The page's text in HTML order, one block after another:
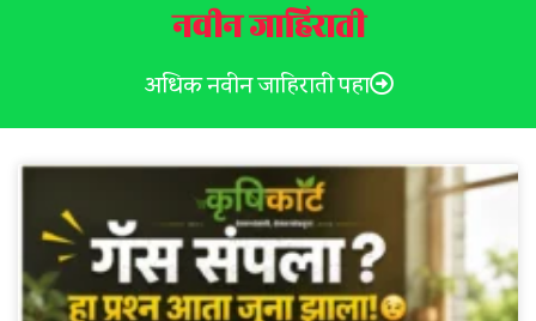
नवीन जाहिराती
अधिक नवीन जाहिराती पहा